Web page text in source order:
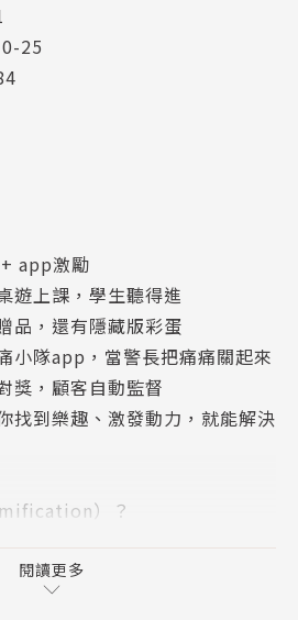
25
app激勵
遊上課，學生聽得進
品，還有隱藏版彩蛋
小隊app，當警長把痛痛關起來
獎，顧客自動監督
找到樂趣、激發動力，就能解決
）？
以提高行為動機。
閱讀更多